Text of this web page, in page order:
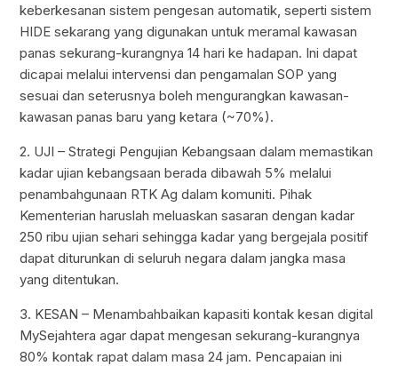
keberkesanan sistem pengesan automatik, seperti sistem
HIDE sekarang yang digunakan untuk meramal kawasan
panas sekurang-kurangnya 14 hari ke hadapan. Ini dapat
dicapai melalui intervensi dan pengamalan SOP yang
sesuai dan seterusnya boleh mengurangkan kawasan-
kawasan panas baru yang ketara (~70%).
2. UJI – Strategi Pengujian Kebangsaan dalam memastikan
kadar ujian kebangsaan berada dibawah 5% melalui
penambahgunaan RTK Ag dalam komuniti. Pihak
Kementerian haruslah meluaskan sasaran dengan kadar
250 ribu ujian sehari sehingga kadar yang bergejala positif
dapat diturunkan di seluruh negara dalam jangka masa
yang ditentukan.
3. KESAN – Menambahbaikan kapasiti kontak kesan digital
MySejahtera agar dapat mengesan sekurang-kurangnya
80% kontak rapat dalam masa 24 jam. Pencapaian ini